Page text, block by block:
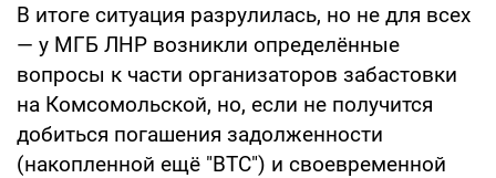
В итоге ситуация разрулилась, но не для всех
— у МГБ ЛНР возникли определённые
вопросы к части организаторов забастовки
на Комсомольской, но, если не получится
добиться погашения задолженности
(накопленной ещё "ВТС") и своевременной